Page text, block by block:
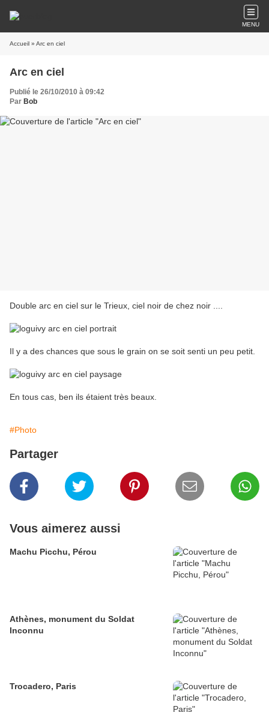
MENU
Accueil » Arc en ciel
Arc en ciel
Publié le 26/10/2010 à 09:42
Par Bob
Double arc en ciel sur le Trieux, ciel noir de chez noir ....
Il y a des chances que sous le grain on se soit senti un peu petit.
En tous cas, ben ils étaient très beaux.
#Photo
Partager
Vous aimerez aussi
Machu Picchu, Pérou
Athènes, monument du Soldat
Inconnu
Trocadero, Paris